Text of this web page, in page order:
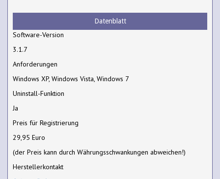
Datenblatt
Software-Version
3.1.7
Anforderungen
Windows XP, Windows Vista, Windows 7
Uninstall-Funktion
Ja
Preis für Registrierung
29,95 Euro
(der Preis kann durch Währungsschwankungen abweichen!)
Herstellerkontakt